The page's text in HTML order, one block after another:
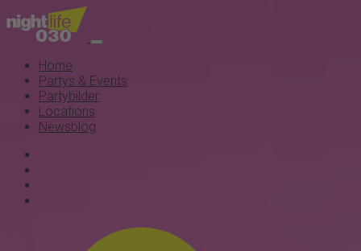
Home
Partys & Events
Partybilder
Locations
Newsblog